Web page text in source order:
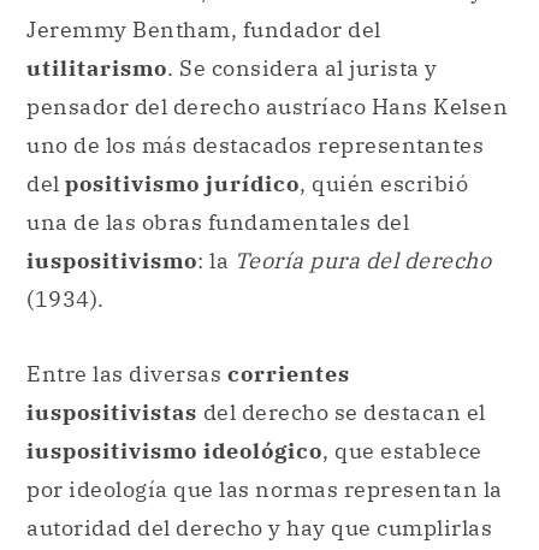
Jeremmy Bentham, fundador del
utilitarismo. Se considera al jurista y
pensador del derecho austríaco Hans Kelsen
uno de los más destacados representantes
del positivismo jurídico, quién escribió
una de las obras fundamentales del
iuspositivismo: la Teoría pura del derecho
(1934).
Entre las diversas corrientes
iuspositivistas del derecho se destacan el
iuspositivismo ideológico, que establece
por ideología que las normas representan la
autoridad del derecho y hay que cumplirlas